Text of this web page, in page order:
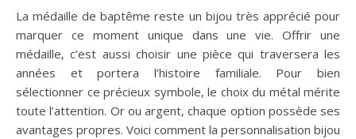
La médaille de baptême reste un bijou très apprécié pour
marquer ce moment unique dans une vie. Offrir une
médaille, c’est aussi choisir une pièce qui traversera les
années et portera l’histoire familiale. Pour bien
sélectionner ce précieux symbole, le choix du métal mérite
toute l’attention. Or ou argent, chaque option possède ses
avantages propres. Voici comment la personnalisation bijou